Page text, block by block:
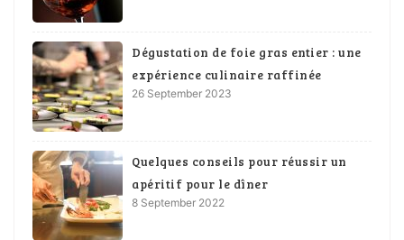
Dégustation de foie gras entier : une
expérience culinaire raffinée
26 September 2023
Quelques conseils pour réussir un
apéritif pour le dîner
8 September 2022